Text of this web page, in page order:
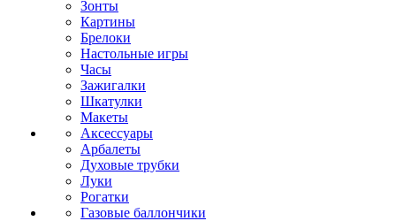
Зонты
Картины
Брелоки
Настольные игры
Часы
Зажигалки
Шкатулки
Макеты
Аксессуары
Арбалеты
Духовые трубки
Луки
Рогатки
Газовые баллончики